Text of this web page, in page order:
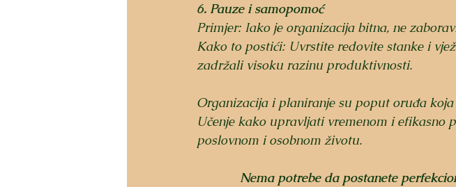
6. Pauze i samopomoć
Primjer: Iako je organizacija bitna, ne
Kako to postići: Uvrstite redovite stanke i
zadržali visoku razinu produktivnosti.
Organizacija i planiranje su poput oruđa
Učenje kako upravljati vremenom i efikasno
poslovnom i osobnom životu.
Nema potrebe da postanete